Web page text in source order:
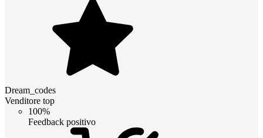
Dream_codes
Venditore top
100%
Feedback positivo